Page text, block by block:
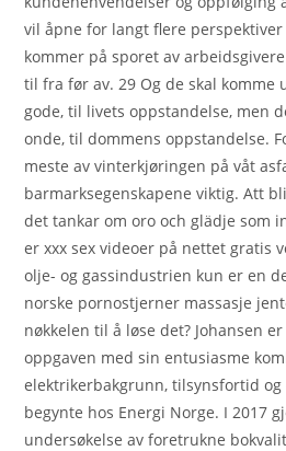
vil åpne for langt flere
kommer på sporet av
til fra før av. 29 Og de skal komme
gode, til livets oppstandelse, men
onde, til dommens oppstandelse.
meste av vinterkjøringen på våt
barmarksegenskapene viktig. Att
det tankar om oro och glädje som
er xxx sex videoer på nettet gratis
olje- og gassindustrien kun er en
norske pornostjerner massasje
nøkkelen til å løse det? Johansen
oppgaven med sin entusiasme
elektrikerbakgrunn, tilsynsfortid
begynte hos Energi Norge. I 2017
undersøkelse av foretrukne